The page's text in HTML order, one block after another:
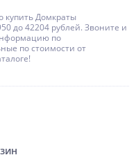
купить Домкраты
до 42204 рублей. Звоните и
по
по стоимости от